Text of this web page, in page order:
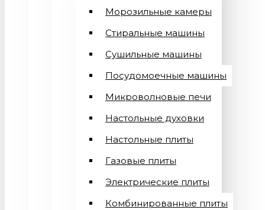
Морозильные камеры
Стиральные машины
Сушильные машины
Посудомоечные машины
Микроволновые печи
Настольные духовки
Настольные плиты
Газовые плиты
Электрические плиты
Комбинированные плиты